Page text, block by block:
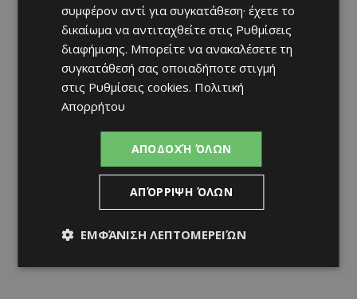
συμφέρον αντί για συγκατάθεση· έχετε το
δικαίωμα να αντιταχθείτε στις Ρυθμίσεις
διαφήμισης. Μπορείτε να ανακαλέσετε τη
συγκατάθεσή σας οποιαδήποτε στιγμή
στις Ρυθμίσεις cookies. Πολιτική
Απορρήτου
ΑΠΟΔΟΧΉ ΌΛΩΝ
ΑΠΌΡΡΙΨΗ ΌΛΩΝ
ΕΜΦΆΝΙΣΗ ΛΕΠΤΟΜΕΡΕΙΏΝ